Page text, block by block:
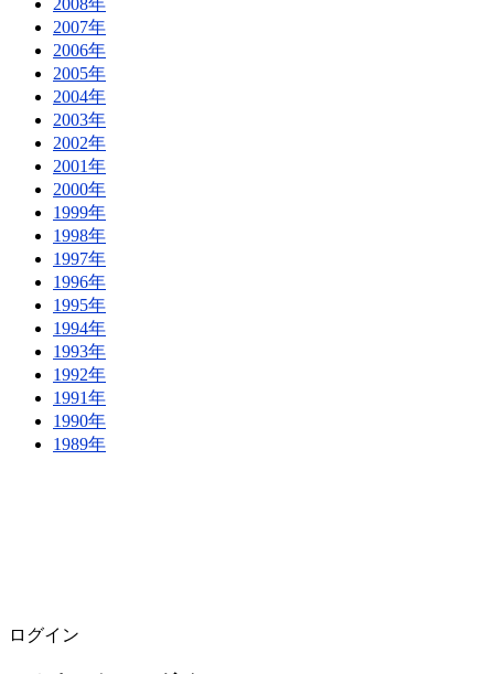
2008年
2007年
2006年
2005年
2004年
2003年
2002年
2001年
2000年
1999年
1998年
1997年
1996年
1995年
1994年
1993年
1992年
1991年
1990年
1989年
ログイン